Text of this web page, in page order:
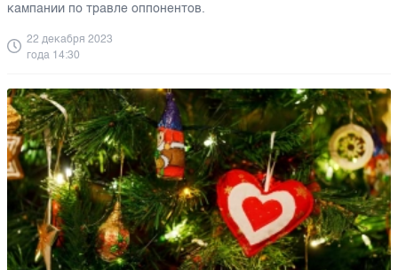
кампании по травле оппонентов.
22 декабря 2023
года 14:30